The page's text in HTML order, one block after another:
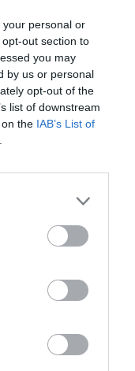
personal or
out section to
you may
by us or personal
opt-out of the
list of downstream
the IAB’s List of
av högerextremismen
NYHETSBREV
Andreas
R P Carlsson
Sundevall
Ebba Busch